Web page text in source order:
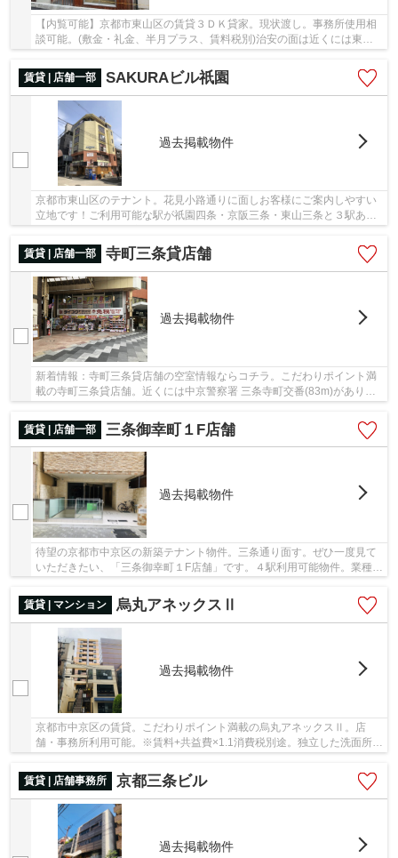
【内覧可能】京都市東山区の賃貸３ＤＫ貸家。現状渡し。事務所使用相
談可能。(敷金・礼金、半月プラス、賃料税別)治安の面は近くには東山
賃貸 | 店舗一部
SAKURAビル祇園
過去掲載物件
京都市東山区のテナント。花見小路通りに面しお客様にご案内しやすい
立地です！ご利用可能な駅が祇園四条・京阪三条・東山三条と３駅あ
賃貸 | 店舗一部
寺町三条貸店舗
過去掲載物件
新着情報：寺町三条貸店舗の空室情報ならコチラ。こだわりポイント満
載の寺町三条貸店舗。近くには中京警察署 三条寺町交番(83m)があり、
治安や防犯の面でも安心できますね。より多く...
賃貸 | 店舗一部
三条御幸町１F店舗
過去掲載物件
待望の京都市中京区の新築テナント物件。三条通り面す。ぜひ一度見て
いただきたい、「三条御幸町１F店舗」です。４駅利用可能物件。業種要
賃貸 | マンション
烏丸アネックスⅡ
過去掲載物件
京都市中京区の賃貸。こだわりポイント満載の烏丸アネックスⅡ。店
舗・事務所利用可能。※賃料+共益費×1.1消費税別途。独立した洗面所
賃貸 | 店舗事務所
京都三条ビル
過去掲載物件